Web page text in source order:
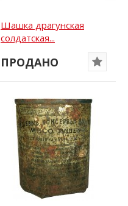
Шашка драгунская
солдатская...
ПРОДАНО